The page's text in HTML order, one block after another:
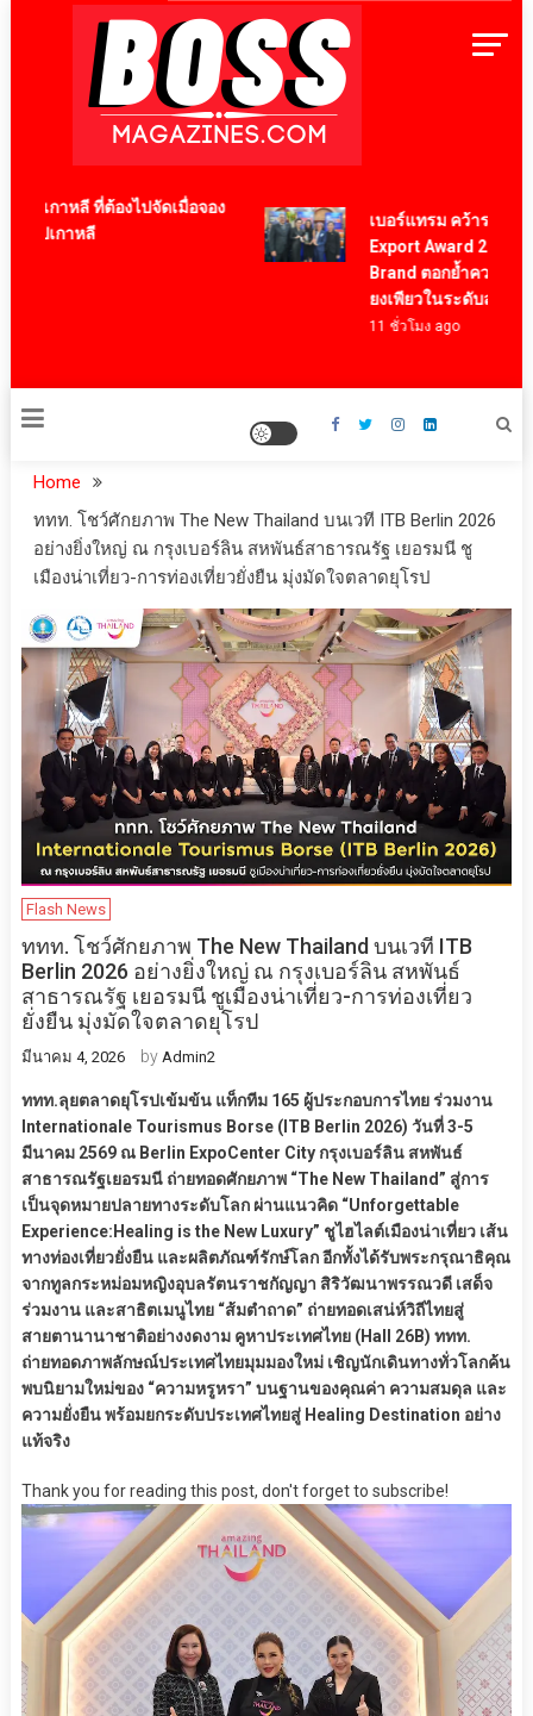
BossMagazinesThailand
กาหลี ที่ต้องไปจัดเมื่อจอง
เกาหลี
เบอร์แทรม คว้ารางวัล
Export Award 2026 สาขา
Brand ตอกย้ำความสำเร็จ
ยงเพียวในระดับสากล
11 ชั่วโมง ago
Home
ททท. โชว์ศักยภาพ The New Thailand บนเวที ITB Berlin 2026
อย่างยิ่งใหญ่ ณ กรุงเบอร์ลิน สหพันธ์สาธารณรัฐ เยอรมนี ชู
เมืองน่าเที่ยว-การท่องเที่ยวยั่งยืน มุ่งมัดใจตลาดยุโรป
Flash News
ททท. โชว์ศักยภาพ The New Thailand บนเวที ITB
Berlin 2026 อย่างยิ่งใหญ่ ณ กรุงเบอร์ลิน สหพันธ์
สาธารณรัฐ เยอรมนี ชูเมืองน่าเที่ยว-การท่องเที่ยว
ยั่งยืน มุ่งมัดใจตลาดยุโรป
มีนาคม 4, 2026 by Admin2
ททท.ลุยตลาดยุโรปเข้มข้น แท็กทีม 165 ผู้ประกอบการไทย ร่วมงาน
Internationale Tourismus Borse (ITB Berlin 2026) วันที่ 3-5
มีนาคม 2569 ณ Berlin ExpoCenter City กรุงเบอร์ลิน สหพันธ์
สาธารณรัฐเยอรมนี ถ่ายทอดศักยภาพ “The New Thailand” สู่การ
เป็นจุดหมายปลายทางระดับโลก ผ่านแนวคิด “Unforgettable
Experience:Healing is the New Luxury” ชูไฮไลต์เมืองน่าเที่ยว เส้น
ทางท่องเที่ยวยั่งยืน และผลิตภัณฑ์รักษ์โลก อีกทั้งได้รับพระกรุณาธิคุณ
จากทูลกระหม่อมหญิงอุบลรัตนราชกัญญา สิริวัฒนาพรรณวดี เสด็จ
ร่วมงาน และสาธิตเมนูไทย “ส้มตำถาด” ถ่ายทอดเสน่ห์วิถีไทยสู่
สายตานานาชาติอย่างงดงาม คูหาประเทศไทย (Hall 26B) ททท.
ถ่ายทอดภาพลักษณ์ประเทศไทยมุมมองใหม่ เชิญนักเดินทางทั่วโลกค้น
พบนิยามใหม่ของ “ความหรูหรา” บนฐานของคุณค่า ความสมดุล และ
ความยั่งยืน พร้อมยกระดับประเทศไทยสู่ Healing Destination อย่าง
แท้จริง
Thank you for reading this post, don't forget to subscribe!